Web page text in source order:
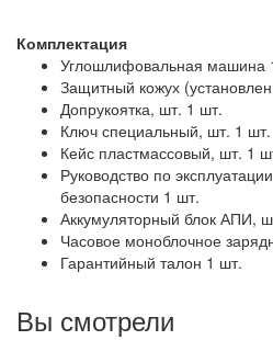
Комплектация
Углошлифовальная машина
Защитный кожух
Допрукоятка, шт. 1 шт.
Ключ специальный, шт. 1 шт.
Кейс пластмассовый, шт. 1
Руководство по
безопасности 1 шт.
Аккумуляторный блок АПИ,
Часовое моноблочное
Гарантийный талон 1 шт.
Вы смотрели